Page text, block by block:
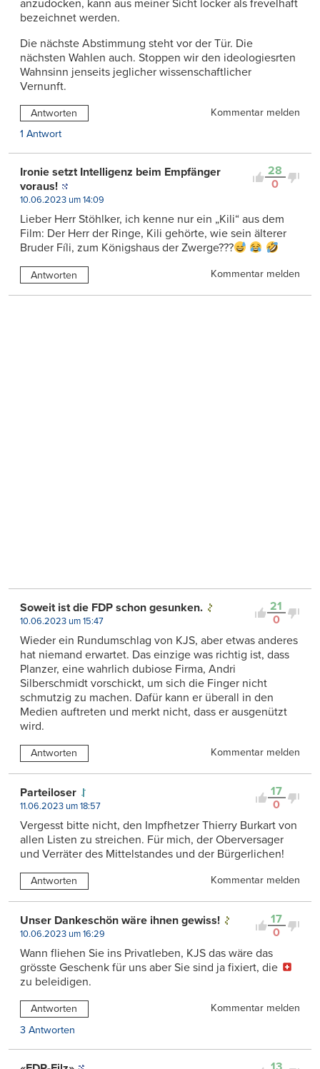
anzudocken, kann aus meiner Sicht locker als frevelhaft
bezeichnet werden.
Die nächste Abstimmung steht vor der Tür. Die
nächsten Wahlen auch. Stoppen wir den ideologiesrten
Wahnsinn jenseits jeglicher wissenschaftlicher
Vernunft.
Antworten
Kommentar melden
1 Antwort
28
0
Ironie setzt Intelligenz beim Empfänger
voraus!
10.06.2023 um 14:09
Lieber Herr Stöhlker, ich kenne nur ein „Kili“ aus dem
Film: Der Herr der Ringe, Kili gehörte, wie sein älterer
Bruder Fíli, zum Königshaus der Zwerge???
Antworten Kommentar melden
21
0
Soweit ist die FDP schon gesunken.
10.06.2023 um 15:47
Wieder ein Rundumschlag von KJS, aber etwas anderes
hat niemand erwartet. Das einzige was richtig ist, dass
Planzer, eine wahrlich dubiose Firma, Andri
Silberschmidt vorschickt, um sich die Finger nicht
schmutzig zu machen. Dafür kann er überall in den
Medien auftreten und merkt nicht, dass er ausgenützt
wird.
Antworten Kommentar melden
17
0
Parteiloser
11.06.2023 um 18:57
Vergesst bitte nicht, den Impfhetzer Thierry Burkart von
allen Listen zu streichen. Für mich, der Oberversager
und Verräter des Mittelstandes und der Bürgerlichen!
Antworten Kommentar melden
17
0
Unser Dankeschön wäre ihnen gewiss!
10.06.2023 um 16:29
Wann fliehen Sie ins Privatleben, KJS das wäre das
grösste Geschenk für uns aber Sie sind ja fixiert, die
zu beleidigen.
Antworten
Kommentar melden
3 Antworten